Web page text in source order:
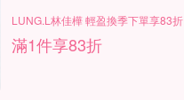
LUNG.L林佳樺 輕盈換季下單享83折
滿1件享83折